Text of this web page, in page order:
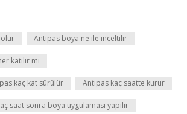
Antipas boya ne ile inceltilir
katılır mı
kaç kat sürülür Antipas kaç saatte kurur
saat sonra boya uygulaması yapılır